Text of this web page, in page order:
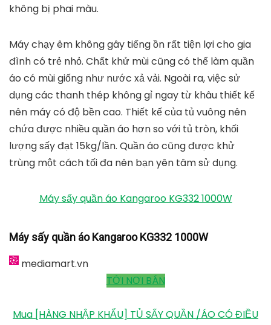
sẽ làm cho quá trình sấy khô nhanh hơn và hiệu quả
Giá tham khảo: 600.000 VNĐ
2. Sản phẩm tủ sấy quần áo Panasonic HD-
882FD
Panasonic HD-882FD hiện là dòng máy sấy hiện đại
của thương hiệu này với nhiều tính năng mới ưu việt
hợp công nghệ sấy khô 360 độ giúp tản nhiệt đa
không bị phai màu.
Máy chạy êm không gây tiếng ồn rất tiện lợi cho gia
đình có trẻ nhỏ. Chất khử mùi cũng có thể làm quần
dụng các thanh thép không gỉ ngay từ khâu thiết kế